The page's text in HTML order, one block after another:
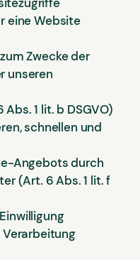
eine Website
Zwecke der
unseren
1 lit. b DSGVO)
schnellen und
Angebots durch
(Art. 6 Abs. 1 lit. f